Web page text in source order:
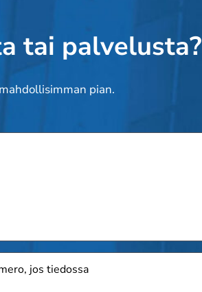
tai palvelusta?
pian.